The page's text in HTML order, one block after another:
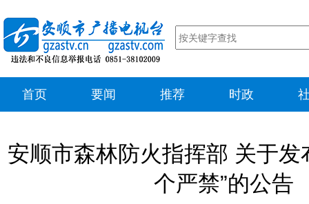
首页 要闻 推荐 时政
安顺市森林防火指挥部 关于发
个严禁”的公告